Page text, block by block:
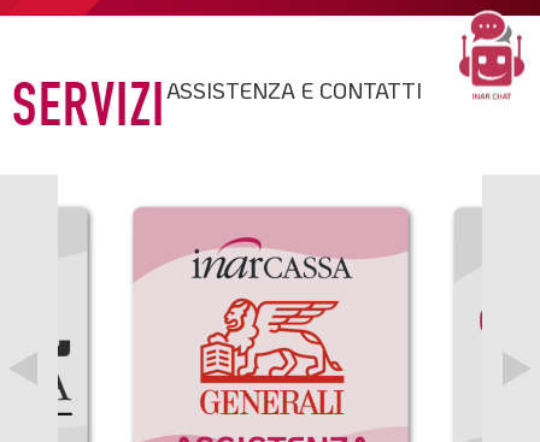
SERVIZIASSISTENZA E CONTATTI